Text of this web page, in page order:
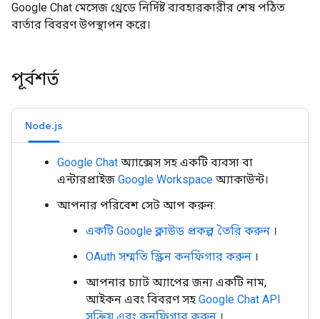
Google Chat মেসেজ থ্রেডে নির্দিষ্ট ব্যবহারকারীর শেষ পঠিত
বার্তার বিবরণ উপস্থাপন করে।
পূর্বশর্ত
Node.js
Google Chat অ্যাক্সেস সহ একটি ব্যবসা বা
এন্টারপ্রাইজ Google Workspace অ্যাকাউন্ট।
আপনার পরিবেশ সেট আপ করুন:
একটি Google ক্লাউড প্রকল্প তৈরি করুন ।
OAuth সম্মতি স্ক্রিন কনফিগার করুন ।
আপনার চ্যাট অ্যাপের জন্য একটি নাম,
আইকন এবং বিবরণ সহ Google Chat API